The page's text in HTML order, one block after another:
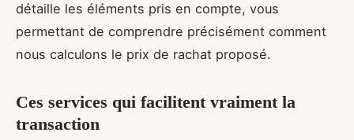
détaille les éléments pris en compte, vous
permettant de comprendre précisément comment
nous calculons le prix de rachat proposé.
Ces services qui facilitent vraiment la
transaction